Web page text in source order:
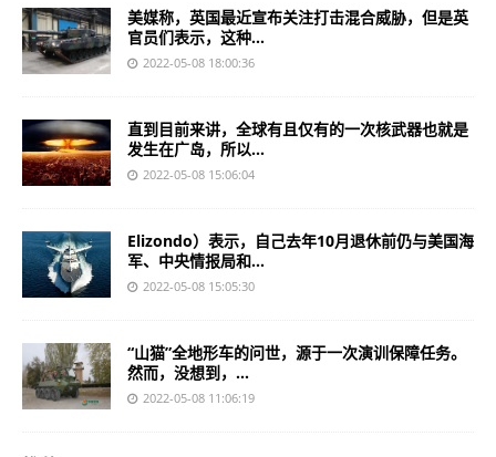
美媒称，英国最近宣布关注打击混合威胁，但是英
官员们表示，这种...
2022-05-08 18:00:36
直到目前来讲，全球有且仅有的一次核武器也就是
发生在广岛，所以...
2022-05-08 15:06:04
Elizondo）表示，自己去年10月退休前仍与美国海
军、中央情报局和...
2022-05-08 15:05:30
“山猫”全地形车的问世，源于一次演训保障任务。
然而，没想到，...
2022-05-08 11:06:19